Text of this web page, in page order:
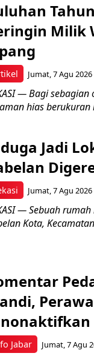
Milik
Jumat, 7 Agu 2026
— Bagi
hias berukuran
Jadi
Jumat, 7 Agu 2026
— Sebuah
Kota,
Jabar Jumat, 7 Agu